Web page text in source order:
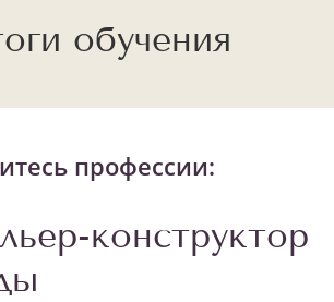
обучения
профессии:
конструктор